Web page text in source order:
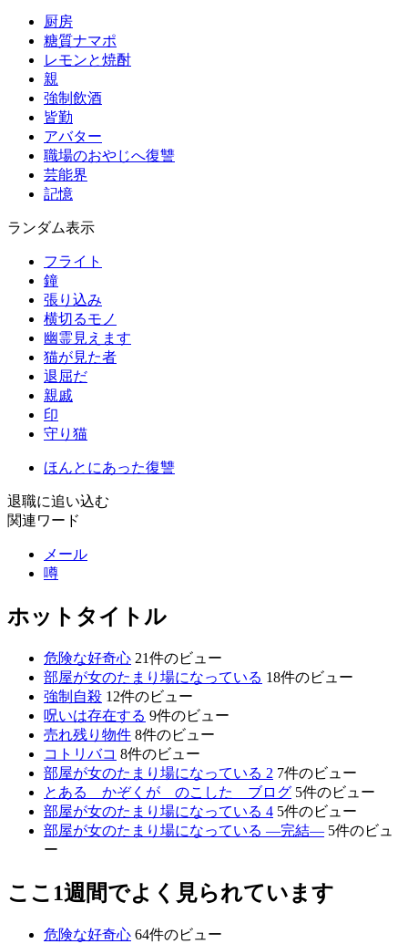
厨房
糖質ナマポ
レモンと焼酎
親
強制飲酒
皆勤
アバター
職場のおやじへ復讐
芸能界
記憶
ランダム表示
フライト
鐘
張り込み
横切るモノ
幽霊見えます
猫が見た者
退屈だ
親戚
印
守り猫
ほんとにあった復讐
退職に追い込む
関連ワード
メール
噂
ホットタイトル
危険な好奇心 21件のビュー
部屋が女のたまり場になっている 18件のビュー
強制自殺 12件のビュー
呪いは存在する 9件のビュー
売れ残り物件 8件のビュー
コトリバコ 8件のビュー
部屋が女のたまり場になっている 2 7件のビュー
とある かぞくが のこした ブログ 5件のビュー
部屋が女のたまり場になっている 4 5件のビュー
部屋が女のたまり場になっている ―完結― 5件のビュ
ー
ここ1週間でよく見られています
危険な好奇心 64件のビュー